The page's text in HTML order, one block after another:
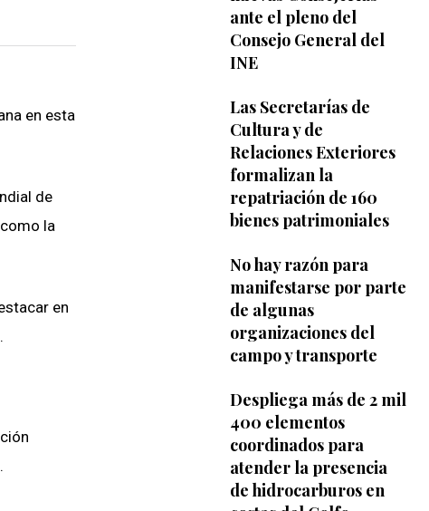
en esta
de
la
en
ante el pleno del
Consejo General del
INE
Las Secretarías de
Cultura y de
Relaciones Exteriores
formalizan la
repatriación de 160
bienes patrimoniales
No hay razón para
manifestarse por parte
de algunas
organizaciones del
campo y transporte
Despliega más de 2 mil
400 elementos
coordinados para
atender la presencia
de hidrocarburos en